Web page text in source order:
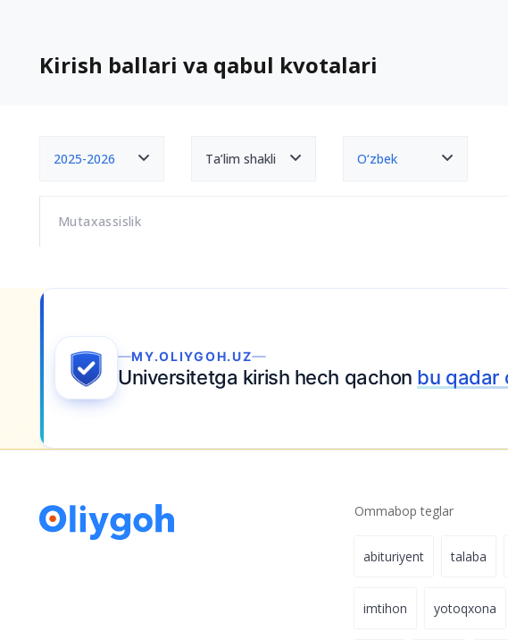
Kirish ballari va qabul kvotalari
2025-2026 Ta’lim shakli O‘zbek
Mutaxassislik
MY.OLIYGOH.UZ
Universitetga kirish hech qachon bu qadar
Ommabop teglar
abituriyent talaba
imtihon yotoqxona